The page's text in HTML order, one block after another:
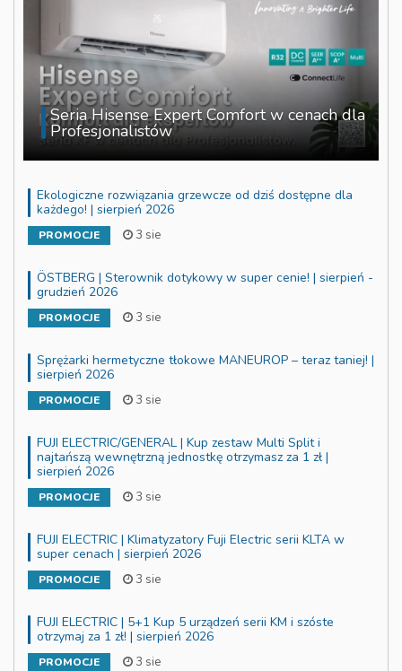
Seria Hisense Expert Comfort w cenach dla
Profesjonalistów
Ekologiczne rozwiązania grzewcze od dziś dostępne dla
każdego! | sierpień 2026
PROMOCJE 3 sie
ÖSTBERG | Sterownik dotykowy w super cenie! | sierpień -
grudzień 2026
PROMOCJE 3 sie
Sprężarki hermetyczne tłokowe MANEUROP – teraz taniej! |
sierpień 2026
PROMOCJE 3 sie
FUJI ELECTRIC/GENERAL | Kup zestaw Multi Split i
najtańszą wewnętrzną jednostkę otrzymasz za 1 zł |
sierpień 2026
PROMOCJE 3 sie
FUJI ELECTRIC | Klimatyzatory Fuji Electric serii KLTA w
super cenach | sierpień 2026
PROMOCJE 3 sie
FUJI ELECTRIC | 5+1 Kup 5 urządzeń serii KM i szóste
otrzymaj za 1 zł! | sierpień 2026
PROMOCJE 3 sie